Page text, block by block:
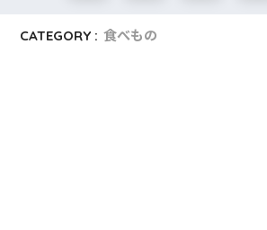
CATEGORY : 食べもの